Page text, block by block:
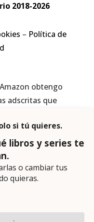
2018-2026
– Política de
obtengo
adscritas que